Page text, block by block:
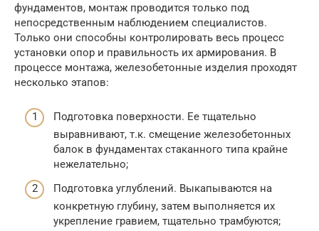
фундаментов, монтаж проводится только под
непосредственным наблюдением специалистов.
Только они способны контролировать весь процесс
установки опор и правильность их армирования. В
процессе монтажа, железобетонные изделия проходят
несколько этапов:
Подготовка поверхности. Ее тщательно
выравнивают, т.к. смещение железобетонных
балок в фундаментах стаканного типа крайне
нежелательно;
Подготовка углублений. Выкапываются на
конкретную глубину, затем выполняется их
укрепление гравием, тщательно трамбуются;